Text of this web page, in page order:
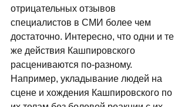
отрицательных отзывов
специалистов в СМИ более чем
достаточно. Интересно, что одни и те
же действия Кашпировского
расцениваются по-разному.
Например, укладывание людей на
сцене и хождения Кашпировского по